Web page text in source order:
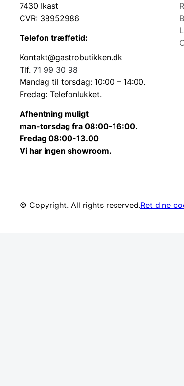
7430 Ikast
CVR: 38952986
Telefon træffetid:
Kontakt@gastrobutikken.dk
Tlf. 71 99 30 98
Mandag til torsdag: 10:00 – 14:00.
Fredag: Telefonlukket.
Afhentning muligt
man-torsdag fra 08:00-16:00.
Fredag 08:00-13.00
Vi har ingen showroom.
© Copyright. All rights reserved.Ret dine